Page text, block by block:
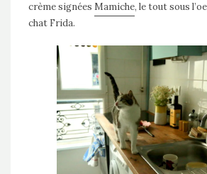
crème signées Mamiche, le tout sous
chat Frida.